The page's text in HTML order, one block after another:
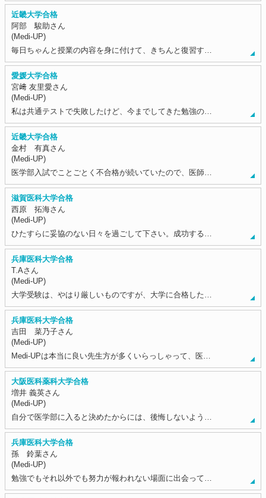
近畿大学合格
阿部 駿助さん
(Medi-UP)
毎日ちゃんと授業の内容を身に付けて、きちんと復習す…
愛媛大学合格
宮﨑 友里愛さん
(Medi-UP)
私は共通テストで失敗したけど、今までしてきた勉強の…
近畿大学合格
金村 有真さん
(Medi-UP)
医学部入試でことごとく不合格が続いていたので、医師…
滋賀医科大学合格
西原 拓海さん
(Medi-UP)
ひたすらに妥協のない日々を過ごして下さい。成功する…
兵庫医科大学合格
T.Aさん
(Medi-UP)
大学受験は、やはり厳しいものですが、大学に合格した…
兵庫医科大学合格
吉田 菜乃子さん
(Medi-UP)
Medi-UPは本当に良い先生方が多くいらっしゃって、医…
大阪医科薬科大学合格
増井 義英さん
(Medi-UP)
自分で医学部に入ると決めたからには、後悔しないよう…
兵庫医科大学合格
孫 鈴葉さん
(Medi-UP)
勉強でもそれ以外でも努力が報われない場面に出会って…